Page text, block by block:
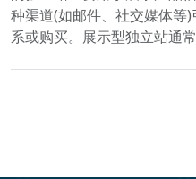
种渠道(如邮件、社交媒体等
系或购买。展示型独立站通